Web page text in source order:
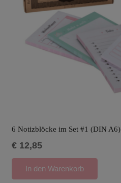
6 Notizblöcke im Set #1 (DIN A6)
€12,85
In den Warenkorb